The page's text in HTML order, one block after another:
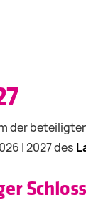
der
| 2027 des
Schloss